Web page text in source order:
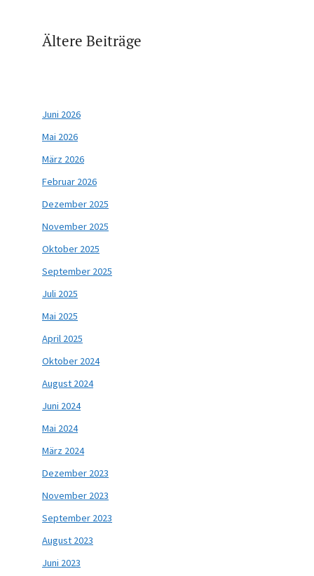
Ältere Beiträge
Juni 2026
Mai 2026
März 2026
Februar 2026
Dezember 2025
November 2025
Oktober 2025
September 2025
Juli 2025
Mai 2025
April 2025
Oktober 2024
August 2024
Juni 2024
Mai 2024
März 2024
Dezember 2023
November 2023
September 2023
August 2023
Juni 2023